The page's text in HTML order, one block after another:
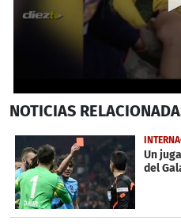
seconds
35
seconds
NOTICIAS
Un
del